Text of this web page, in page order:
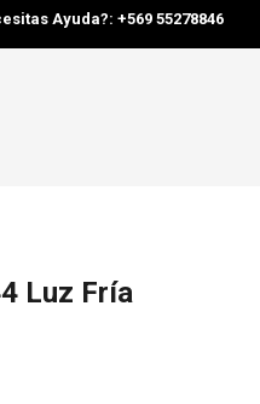
Ayuda?: +569 55278846
Luz Fría